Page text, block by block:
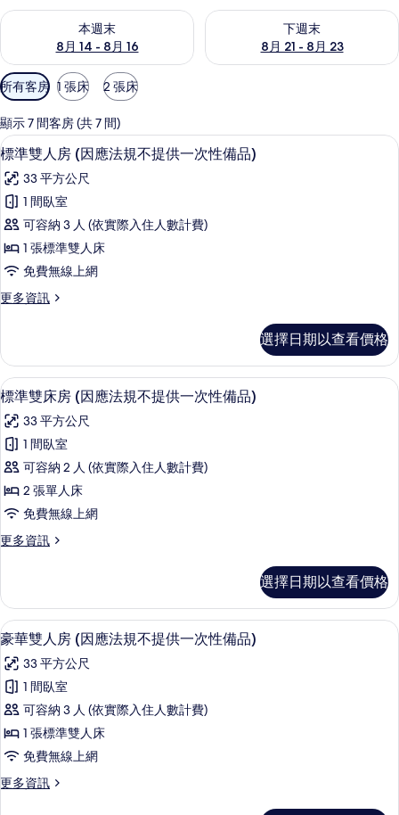
本週末
8月 14 - 8月 16
查看本週末 (8月 14 - 8月 16) 的供應情況
下週末
8月 21 - 8月 23
查看下週末 (8月 21 - 8月 23)
可
用
的
客
房
篩
選
條
所有客房 1 張床 2 張床
顯示 7 間客房 (共 7 間)
顯
示
標
準
雙
人
(因
法
規
不
提
供
一
次
性
備
所
有
相
片
客房內保險箱、書桌、筆電工作空間、
5
標準雙人房 (因應法規不提供一次性備品)
33 平方公尺
1 間臥室
可容納 3 人 (依實際入住人數計費)
1 張標準雙人床
免費無線上網
更多資訊
更
雙
人
房
應
法
規
不
提
供
一
次
的
詳
情
選擇日期以查看價格
顯
示
標
準
雙
床
(因
法
規
不
提
供
一
次
性
備
客房內保險箱、書桌、筆電工作空間、
5
標準雙床房 (因應法規不提供一次性備品)
33 平方公尺
1 間臥室
可容納 2 人 (依實際入住人數計費)
2 張單人床
免費無線上網
更多資訊
更
雙
床
房
應
法
規
不
提
供
一
次
選擇日期以查看價格
顯
示
豪
華
雙
人
(因
客房內保險箱、書桌、筆電工作空間、
4
豪華雙人房 (因應法規不提供一次性備品)
33 平方公尺
1 間臥室
可容納 3 人 (依實際入住人數計費)
1 張標準雙人床
免費無線上網
更多資訊
更